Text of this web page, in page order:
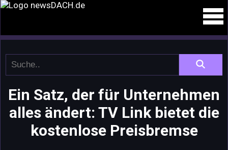
Ein Satz, der für Unternehmen
alles ändert: TV Link bietet die
kostenlose Preisbremse